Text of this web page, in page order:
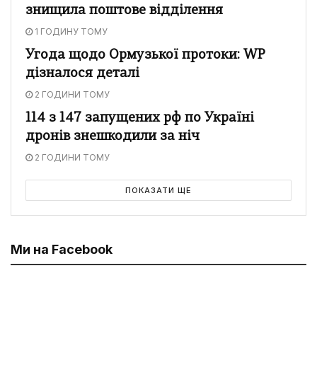
знищила поштове відділення
1 ГОДИНУ ТОМУ
Угода щодо Ормузької протоки: WP
дізналося деталі
2 ГОДИНИ ТОМУ
114 з 147 запущених рф по Україні
дронів знешкодили за ніч
2 ГОДИНИ ТОМУ
ПОКАЗАТИ ЩЕ
Ми на Facebook